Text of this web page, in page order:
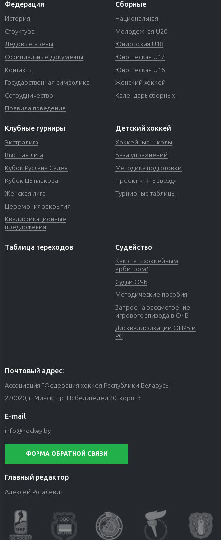
Федерация
История
Структура
Ледовые арены
Официальные документы
Контакты
Государственная символика
Сотрудничество
Правила поведения
Сборные
Национальная
Молодежная U20
Юниорская U18
Юношеская U17
Юношеская U16
Женский хоккей
Календарь сборных
Клубные турниры
Экстралига
Высшая лига
Кубок Руслана Салея
Кубок Цыплакова
Женская лига
Церемония закрытия
Квалификационные
предложения
Детский хоккей
Хоккейные школы
База упражнений
Методика подготовки
Проект «Пять звезд»
Турнирные таблицы
Таблица переходов Судейство
Как стать хоккейным
арбитром?
Судьи ОЧБ
Методические пособия
Запрос на рассмотрение
игрового эпизода в ОЧБ
Дисквалификации ОПРБ и
РС
Почтовый адрес:
Ассоциация "Федерация хоккея Республики Беларусь"
220020, г. Минск, пр. Победителей 20, корп. 3
E-mail
info@hockey.by
ФОРМА ОБРАТНОЙ СВЯЗИ
Главный редактор
Алексей Рогалевич